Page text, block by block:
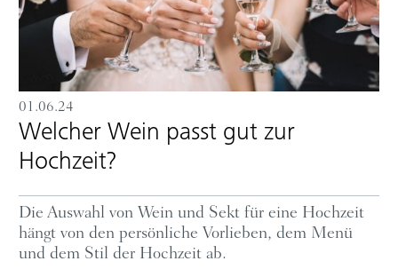
01.06.24
Welcher Wein passt gut zur
Hochzeit?
Die Auswahl von Wein und Sekt für eine Hochzeit
hängt von den persönliche Vorlieben, dem Menü
und dem Stil der Hochzeit ab.